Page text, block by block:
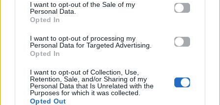
I want to opt-out of the Sale of my
Personal Data.
Opted In
I want to opt-out of processing my
Personal Data for Targeted Advertising.
Opted In
I want to opt-out of Collection, Use,
Retention, Sale, and/or Sharing of my
Personal Data that Is Unrelated with the
Purposes for which it was collected.
Opted Out